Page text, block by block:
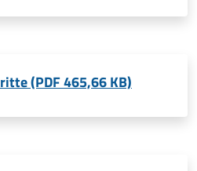
(PDF 465,66 KB)